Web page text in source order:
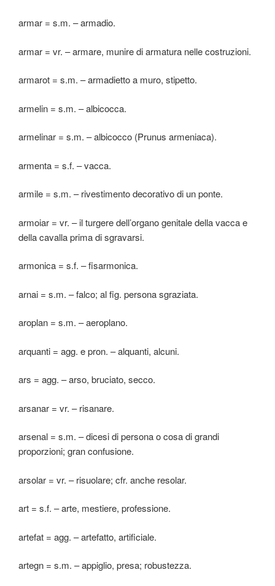
armar = s.m. – armadio.
armar = vr. – armare, munire di armatura nelle costruzioni.
armarot = s.m. – armadietto a muro, stipetto.
armelin = s.m. – albicocca.
armelinar = s.m. – albicocco (Prunus armeniaca).
armenta = s.f. – vacca.
armile = s.m. – rivestimento decorativo di un ponte.
armoiar = vr. – il turgere dell’organo genitale della vacca e
della cavalla prima di sgravarsi.
armonica = s.f. – fisarmonica.
arnai = s.m. – falco; al fig. persona sgraziata.
aroplan = s.m. – aeroplano.
arquanti = agg. e pron. – alquanti, alcuni.
ars = agg. – arso, bruciato, secco.
arsanar = vr. – risanare.
arsenal = s.m. – dicesi di persona o cosa di grandi
proporzioni; gran confusione.
arsolar = vr. – risuolare; cfr. anche resolar.
art = s.f. – arte, mestiere, professione.
artefat = agg. – artefatto, artificiale.
artegn = s.m. – appiglio, presa; robustezza.